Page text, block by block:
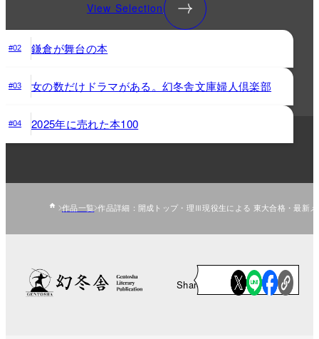
View Selection
#02 鎌倉が舞台の本
#03 女の数だけドラマがある。幻冬舎文庫婦人倶楽部
#04 2025年に売れた本100
作品一覧 作品詳細：開成トップ・理Ⅲ現役生による 東大合格・最新
Share